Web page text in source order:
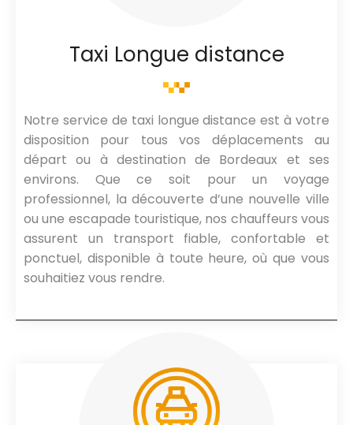
Taxi Longue distance
Notre service de taxi longue distance est à votre
disposition pour tous vos déplacements au
départ ou à destination de Bordeaux et ses
environs. Que ce soit pour un voyage
professionnel, la découverte d’une nouvelle ville
ou une escapade touristique, nos chauffeurs vous
assurent un transport fiable, confortable et
ponctuel, disponible à toute heure, où que vous
souhaitiez vous rendre.